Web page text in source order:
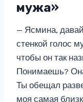
мужа»
— Ясмина,
стенкой голос
чтобы он так
Понимаешь?
Ты обещал
моя самая